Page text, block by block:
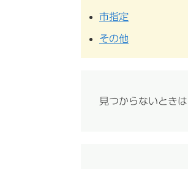
市指定
その他
見つからないときは